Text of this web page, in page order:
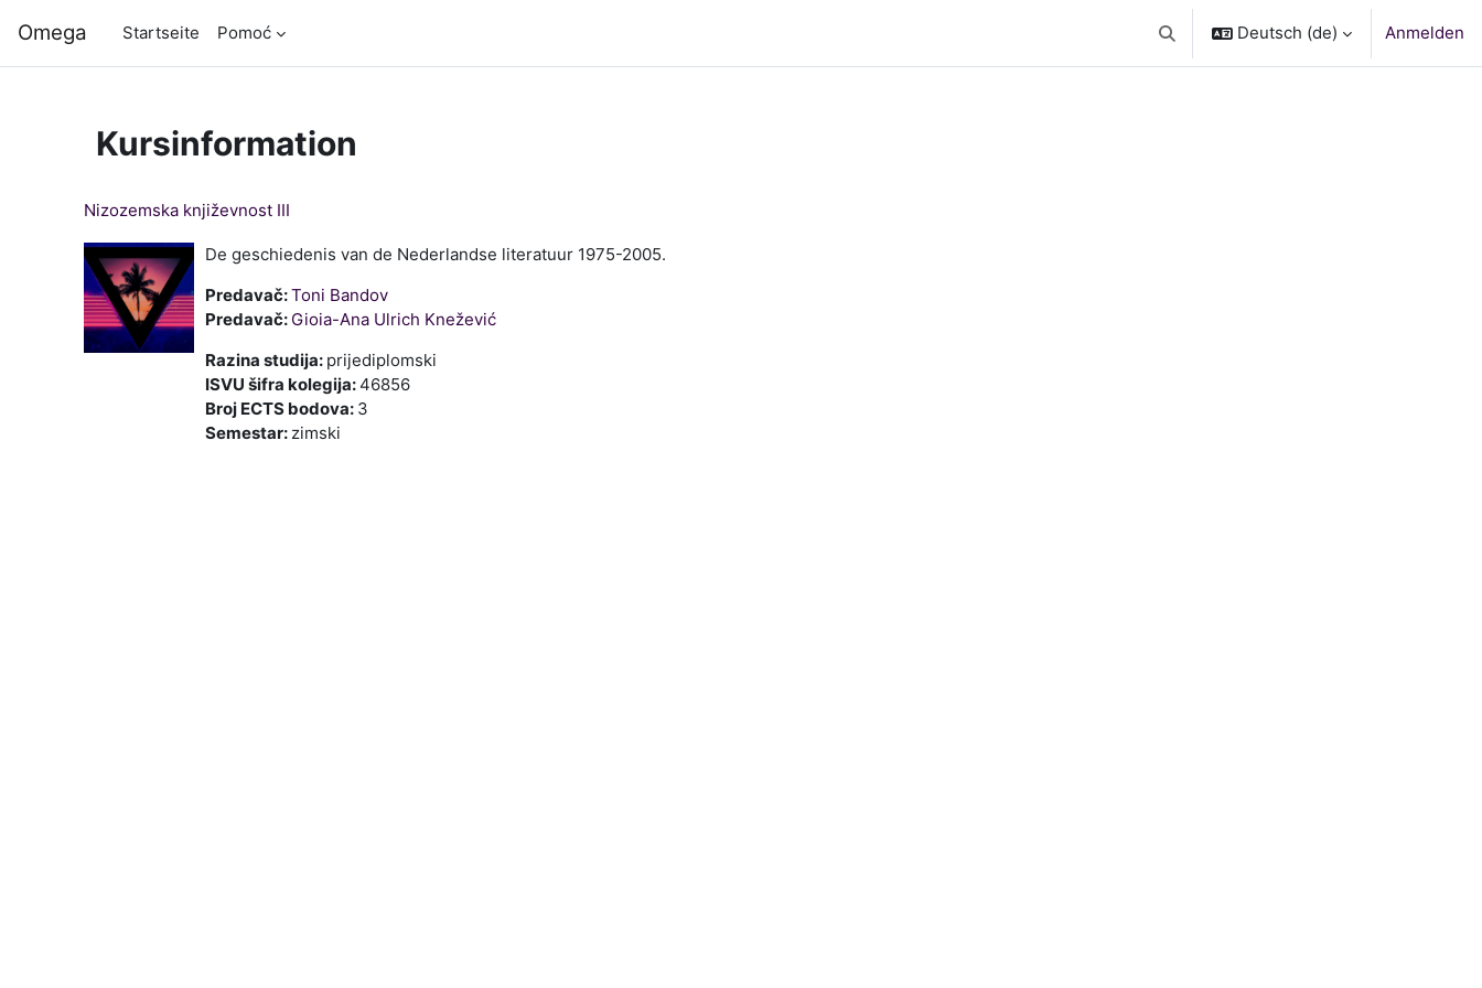
Omega Startseite Pomoć Sucheingabe umschalten
Deutsch ‎(de)‎ Anmelden
Kursinformation
Nizozemska književnost III
De geschiedenis van de Nederlandse literatuur 1975-2005.
Predavač:Toni Bandov
Predavač: Gioia-Ana Ulrich Knežević
Razina studija: prijediplomski
ISVU šifra kolegija:46856
Broj ECTS bodova: 3
Semestar: zimski